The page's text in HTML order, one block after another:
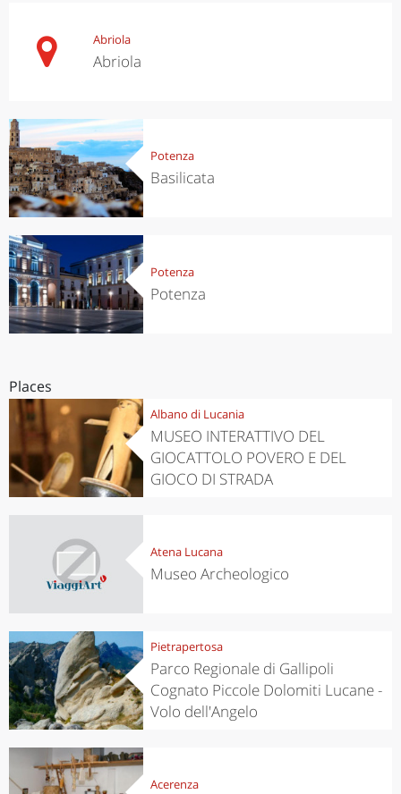
Abriola
Abriola
Potenza
Basilicata
Potenza
Potenza
Places
Albano di Lucania
MUSEO INTERATTIVO DEL
GIOCATTOLO POVERO E DEL
GIOCO DI STRADA
Atena Lucana
Museo Archeologico
Pietrapertosa
Parco Regionale di Gallipoli
Cognato Piccole Dolomiti Lucane -
Volo dell'Angelo
Acerenza